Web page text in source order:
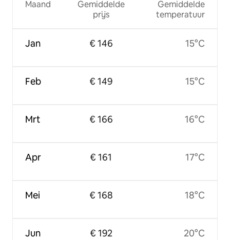
Maand
Jan
Feb
Mrt
Apr
Mei
Jun
Gemiddelde
prijs
€ 146
€ 149
€ 166
€ 161
€ 168
€ 192
Gemiddelde
temperatuur
15°C
15°C
16°C
17°C
18°C
20°C